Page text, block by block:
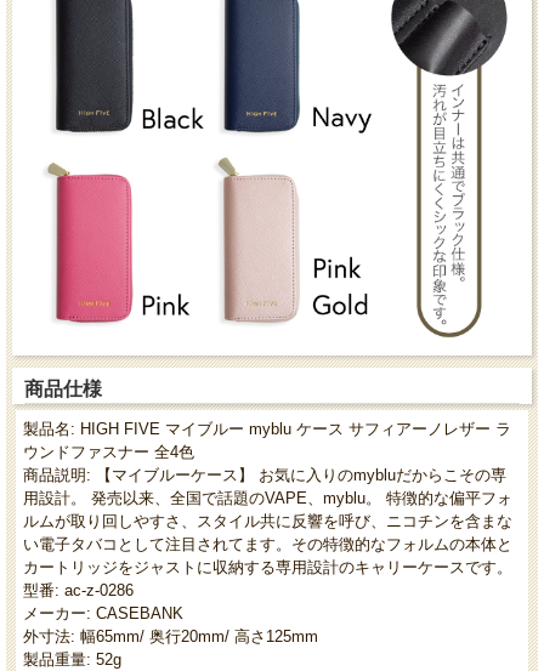
商品仕様
製品名: HIGH FIVE マイブルー myblu ケース サフィアーノレザー ラ
ウンドファスナー 全4色
商品説明: 【マイブルーケース】 お気に入りのmybluだからこその専
用設計。 発売以来、全国で話題のVAPE、myblu。 特徴的な偏平フォ
ルムが取り回しやすさ、スタイル共に反響を呼び、ニコチンを含まな
い電子タバコとして注目されてます。その特徴的なフォルムの本体と
カートリッジをジャストに収納する専用設計のキャリーケースです。
型番: ac-z-0286
メーカー: CASEBANK
外寸法: 幅65mm/ 奥行20mm/ 高さ125mm
製品重量: 52g